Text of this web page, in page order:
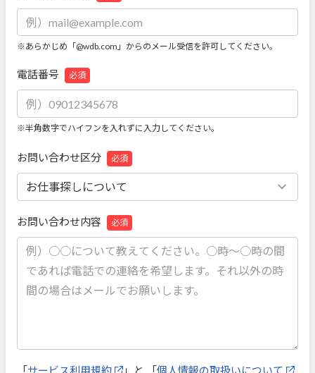
※あらかじめ「@wdb.com」からのメール受信を許可してください。
電話番号 必須
※半角数字でハイフンを入れずに入力してください。
お問い合わせ区分 必須
お問い合わせ内容 必須
「サービス利用規約 」と 「個人情報の取扱いについて